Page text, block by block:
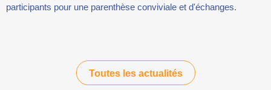
participants pour une parenthèse conviviale et d'échanges.
Toutes les actualités